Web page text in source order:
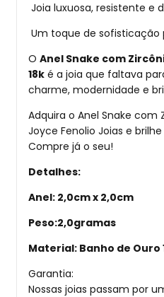
Joia luxuosa, resistente e
Um toque de sofisticação
O Anel Snake com
18k é a joia que faltava
charme, modernidade e
Adquira o Anel Snake com
Joyce Fenolio Joias e
Compre já o seu!
Detalhes:
Anel: 2,0cm x 2,0cm
Peso:2,0gramas
Material: Banho de Ouro
Garantia:
Nossas joias passam por